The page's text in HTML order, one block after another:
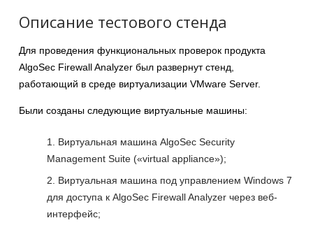
Описание тестового стенда
Для проведения функциональных проверок продукта
AlgoSec Firewall Analyzer был развернут стенд,
работающий в среде виртуализации VMware Server.
Были созданы следующие виртуальные машины:
Виртуальная машина AlgoSec Security
Management Suite («virtual appliance»);
Виртуальная машина под управлением Windows 7
для доступа к AlgoSec Firewall Analyzer через веб-
интерфейс;